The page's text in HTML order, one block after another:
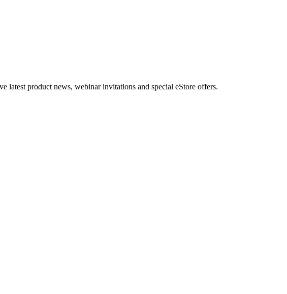
latest product news, webinar invitations and special eStore offers.